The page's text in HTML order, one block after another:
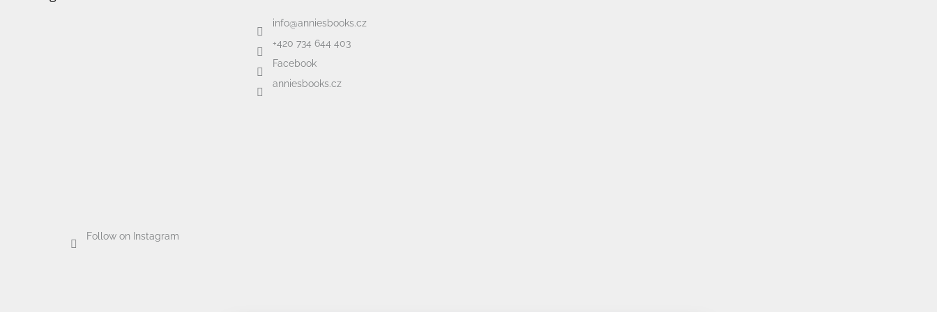
Follow on Instagram
info@anniesbooks.cz
+420 734 644 403
Facebook
anniesbooks.cz